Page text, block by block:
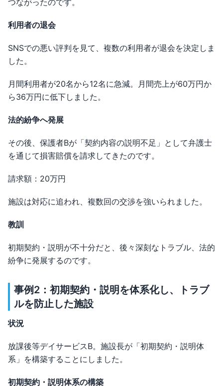
利用者の退会
SNSでの悪い評判を見て、複数の利用者が退会を決定しま
した。
月間利用者が20名から12名に急減。月間売上が60万円か
ら36万円に低下しました。
法的紛争へ発展
その後、保護者Bが「契約内容の説明不足」として弁護士
を通じて損害賠償を請求してきたのです。
請求額：20万円
施設は対応に追われ、複数回の交渉を強いられました。
教訓
初期契約・説明が不十分だと、後々深刻なトラブル、法的
紛争に発展するのです。
事例2：初期契約・説明を体系化し、トラブ
ルを防止した施設
状況
放課後等デイサービスB。施設長が「初期契約・説明体
系」を構築することにしました。
初期契約・説明体系の構築